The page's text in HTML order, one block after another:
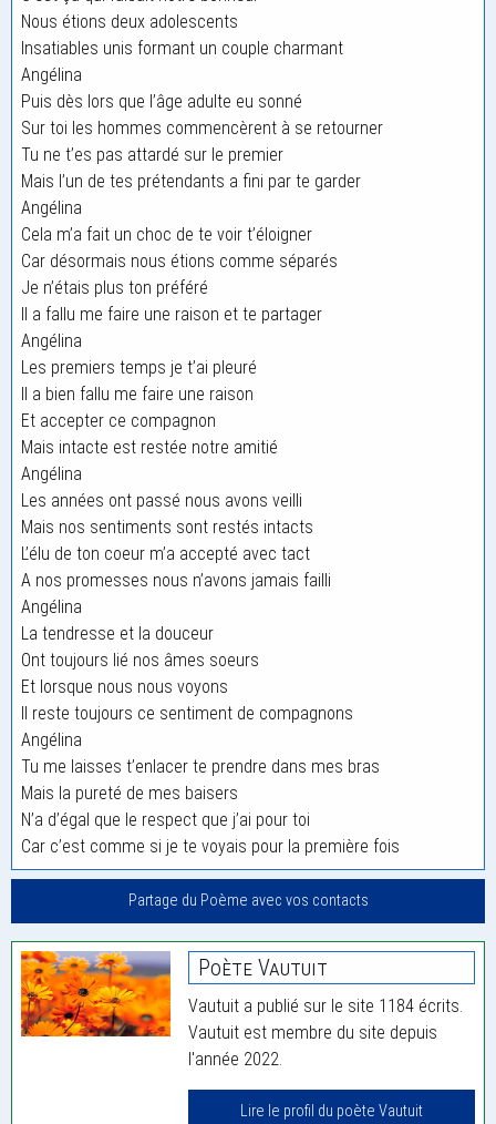
Nous étions deux adolescents
Insatiables unis formant un couple charmant
Angélina
Puis dès lors que l’âge adulte eu sonné
Sur toi les hommes commencèrent à se retourner
Tu ne t’es pas attardé sur le premier
Mais l’un de tes prétendants a fini par te garder
Angélina
Cela m’a fait un choc de te voir t’éloigner
Car désormais nous étions comme séparés
Je n’étais plus ton préféré
Il a fallu me faire une raison et te partager
Angélina
Les premiers temps je t’ai pleuré
Il a bien fallu me faire une raison
Et accepter ce compagnon
Mais intacte est restée notre amitié
Angélina
Les années ont passé nous avons veilli
Mais nos sentiments sont restés intacts
L’élu de ton coeur m’a accepté avec tact
A nos promesses nous n’avons jamais failli
Angélina
La tendresse et la douceur
Ont toujours lié nos âmes soeurs
Et lorsque nous nous voyons
Il reste toujours ce sentiment de compagnons
Angélina
Tu me laisses t’enlacer te prendre dans mes bras
Mais la pureté de mes baisers
N’a d’égal que le respect que j’ai pour toi
Car c’est comme si je te voyais pour la première fois
Partage du Poème avec vos contacts
Poète Vautuit
Vautuit a publié sur le site 1184 écrits.
Vautuit est membre du site depuis
l'année 2022.
Lire le profil du poète Vautuit